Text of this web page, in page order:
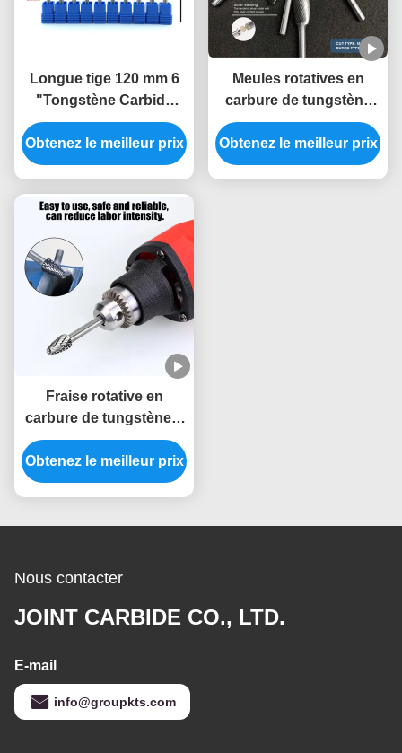
Longue tige 120 mm 6
"Tongstène Carbide
rotatif Burrs Double
Coupe Die Broyeur Bits
pour le traitement des
moule automobile
Obtenez le meilleur prix
Meules rotatives en
carbure de tungstène
fritté à double taille pour
meuleuses d'angle et
polissage de métal à
Obtenez le meilleur prix
Fraise rotative en
carbure de tungstène à
double coupe de haute
précision, taille
personnalisée, tige de 6
burinage pour
Obtenez le meilleur prix
Nous contacter
JOINT CARBIDE CO., LTD.
E-mail
info@groupkts.com